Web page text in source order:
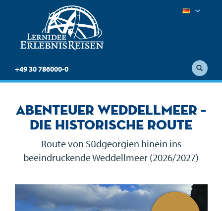
+49 30 786000-0
Abenteuer Weddellmeer –
die historische Route
Route von Südgeorgien hinein ins
beeindruckende Weddellmeer (2026/2027)